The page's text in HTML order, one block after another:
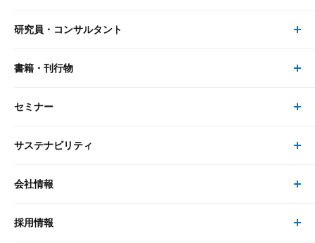
リサーチ
大和総研の強み
レポート・コラム トップ
最新のレポート・コラム
研究員・コンサルタント
研究員・コンサルタント トップ
研究員
書籍・刊行物
書籍・刊行物 トップ
書籍
セミナー
セミナー トップ
現在受付中のセミナー・イベント
サステナビリティ
サステナビリティの取り組み
次世代社会への貢献
会社情報
会社情報 トップ
採用情報